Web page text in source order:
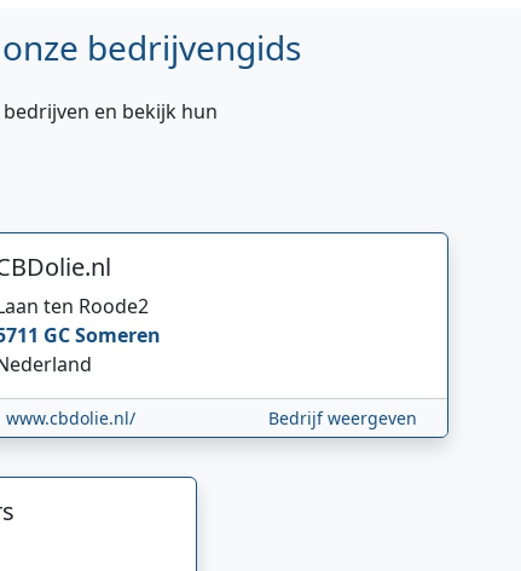
bedrijvengids
en bekijk hun
ten Roode2
GCSomeren
www.cbdolie.nl/ Bedrijf weergeven